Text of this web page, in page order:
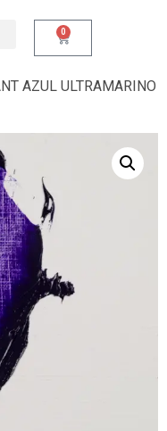
0
AZUL ULTRAMARINO